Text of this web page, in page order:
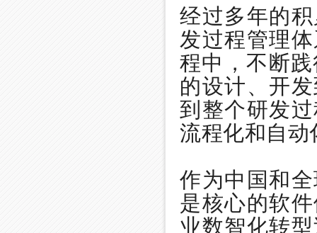
经过多年的
发过程管理
程中，不断
的设计、开
到整个研发
流程化和自动
作为中国和
是核心的软
业数智化转